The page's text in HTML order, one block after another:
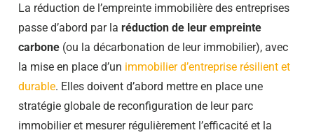
La réduction de l’empreinte immobilière des entreprises
passe d’abord par la réduction de leur empreinte
carbone (ou la décarbonation de leur immobilier), avec
la mise en place d’un immobilier d’entreprise résilient et
durable. Elles doivent d’abord mettre en place une
stratégie globale de reconfiguration de leur parc
immobilier et mesurer régulièrement l’efficacité et la